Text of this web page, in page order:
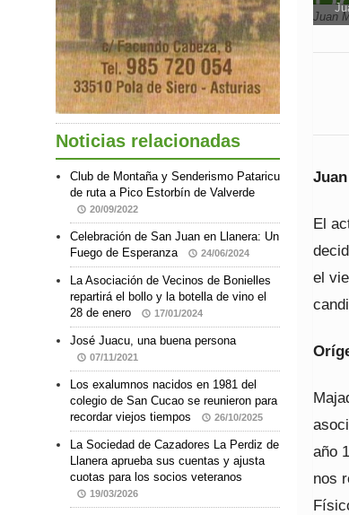
Juan
El
el
año
nos
Noticias relacionadas
Club de Montaña y Senderismo Pataricu
de ruta a Pico Estorbín de Valverde
20/09/2022
Celebración de San Juan en Llanera: Un
Fuego de Esperanza
24/06/2024
La Asociación de Vecinos de Bonielles
repartirá el bollo y la botella de vino el
28 de enero
17/01/2024
José Juacu, una buena persona
07/11/2021
Los exalumnos nacidos en 1981 del
colegio de San Cucao se reunieron para
recordar viejos tiempos
26/10/2025
La Sociedad de Cazadores La Perdiz de
Llanera aprueba sus cuentas y ajusta
cuotas para los socios veteranos
19/03/2026